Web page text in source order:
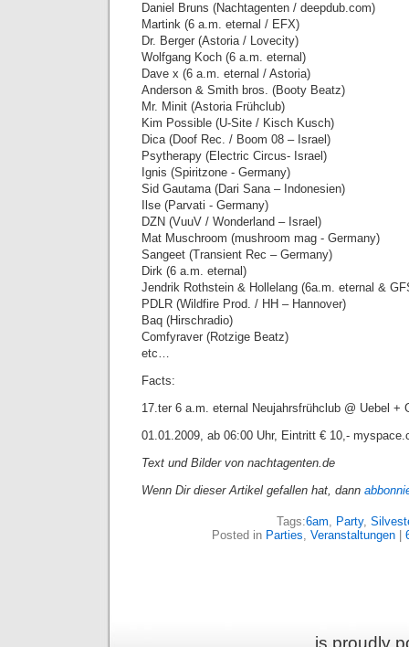
Daniel Bruns (Nachtagenten / deepdub.com)
Martink (6 a.m. eternal / EFX)
Dr. Berger (Astoria / Lovecity)
Wolfgang Koch (6 a.m. eternal)
Dave x (6 a.m. eternal / Astoria)
Anderson & Smith bros. (Booty Beatz)
Mr. Minit (Astoria Frühclub)
Kim Possible (U-Site / Kisch Kusch)
Dica (Doof Rec. / Boom 08 – Israel)
Psytherapy (Electric Circus- Israel)
Ignis (Spiritzone - Germany)
Sid Gautama (Dari Sana – Indonesien)
Ilse (Parvati - Germany)
DZN (VuuV / Wonderland – Israel)
Mat Muschroom (mushroom mag - Germany)
Sangeet (Transient Rec – Germany)
Dirk (6 a.m. eternal)
Jendrik Rothstein & Hollelang (6a.m. eternal &
PDLR (Wildfire Prod. / HH – Hannover)
Baq (Hirschradio)
Comfyraver (Rotzige Beatz)
etc…
Facts:
17.ter 6 a.m. eternal Neujahrsfrühclub @ Uebel +
01.01.2009, ab 06:00 Uhr, Eintritt € 10,-
Text und Bilder von nachtagenten.de
Wenn Dir dieser Artikel gefallen hat, dann
Tags:6am, Party,
Posted in Parties, Veranstaltungen|
is proudly